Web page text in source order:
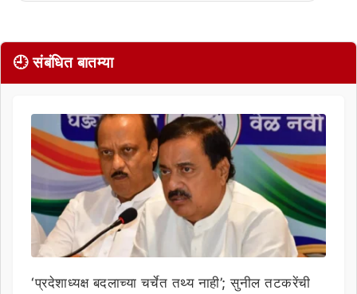
🕘 संबंधित बातम्या
‘प्रदेशाध्यक्ष बदलाच्या चर्चेत तथ्य नाही’; सुनील तटकरेंची